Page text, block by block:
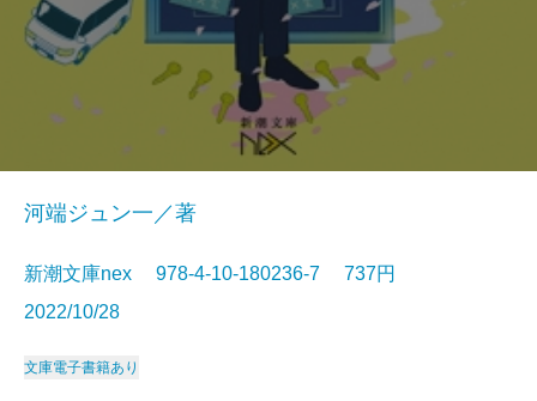
河端ジュン一／著
新潮文庫nex 978-4-10-180236-7 737円
2022/10/28
文庫電子書籍あり